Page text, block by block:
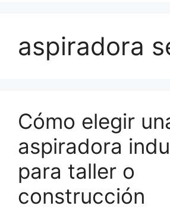
aspiradora
Cómo elegir
aspiradora
para taller o
construcción